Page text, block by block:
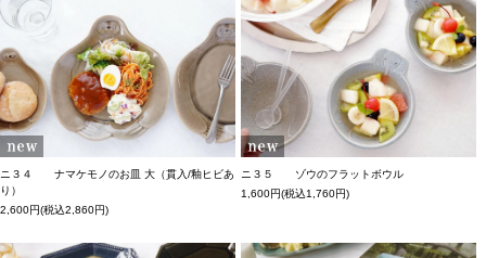
ニ３４ ナマケモノのお皿 大（貫入/釉ヒビあ
り）
2,600円(税込2,860円)
ニ３５ ゾウのフラットボウル
1,600円(税込1,760円)